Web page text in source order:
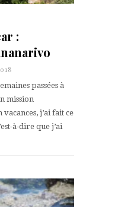
:
passées à
mission
j’ai fait ce
à-dire que j’ai